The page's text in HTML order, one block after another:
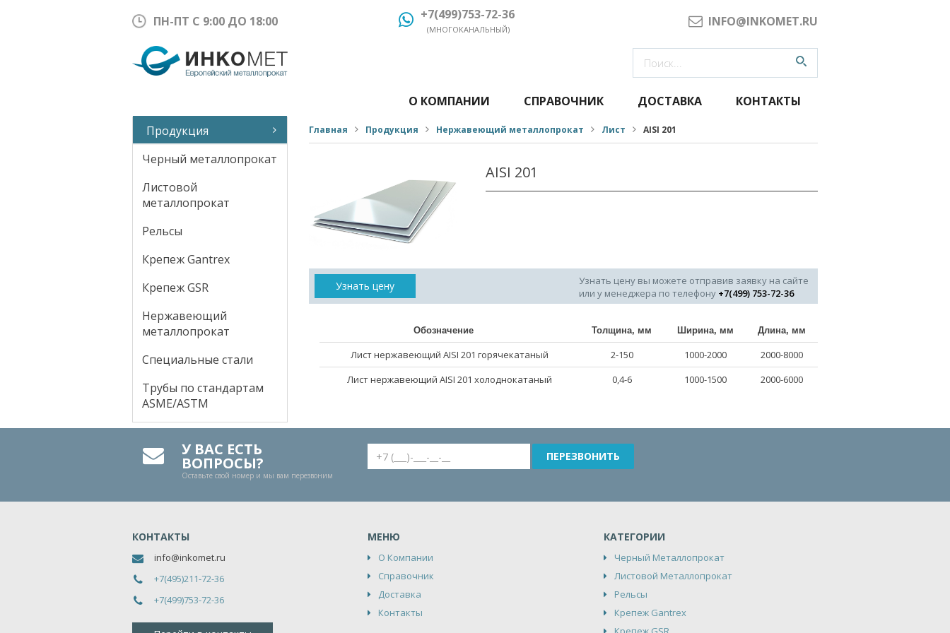
ПН-ПТ С 9:00 ДО 18:00 +7(499)753-72-36
(МНОГОКАНАЛЬНЫЙ)
INFO@INKOMET.RU
Продукция
Черный металлопрокат
Листовой
металлопрокат
Рельсы
Крепеж Gantrex
Крепеж GSR
Нержавеющий
металлопрокат
Специальные стали
Трубы по стандартам
ASME/ASTM
О КОМПАНИИ СПРАВОЧНИК ДОСТАВКА КОНТАКТЫ
Главная Продукция Нержавеющий металлопрокат Лист AISI 201
AISI 201
Узнать цену
Узнать цену вы можете отправив заявку на сайте
или у менеджера по телефону +7(499) 753-72-36
Обозначение Толщина, мм Ширина, мм Длина, мм
Лист нержавеющий AISI 201 горячекатаный 2-150 1000-2000
2000-8000
Лист нержавеющий AISI 201 холоднокатаный
0,4-6 1000-1500 2000-6000
У ВАС ЕСТЬ
ВОПРОСЫ?
Оставьте свой номер и мы вам перезвоним
КОНТАКТЫ
info@inkomet.ru
+7(495)211-72-36
+7(499)753-72-36
МЕНЮ
О Компании
Справочник
Доставка
Контакты
КАТЕГОРИИ
Черный Металлопрокат
Листовой Металлопрокат
Рельсы
Крепеж Gantrex